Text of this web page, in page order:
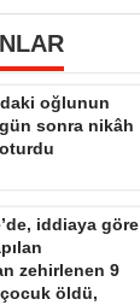
oğlunun
sonra nikâh
iddiaya göre
zehirlenen 9
öldü,